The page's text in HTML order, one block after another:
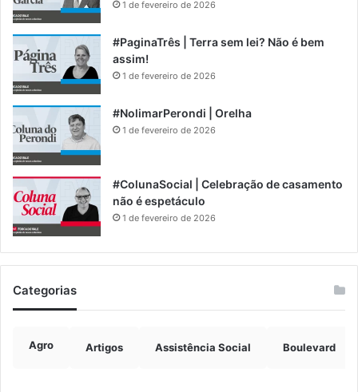
1 de fevereiro de 2026
#PaginaTrês | Terra sem lei? Não é bem
assim!
1 de fevereiro de 2026
#NolimarPerondi | Orelha
1 de fevereiro de 2026
#ColunaSocial | Celebração de casamento
não é espetáculo
1 de fevereiro de 2026
Categorias
Agro Artigos Assistência Social Boulevard